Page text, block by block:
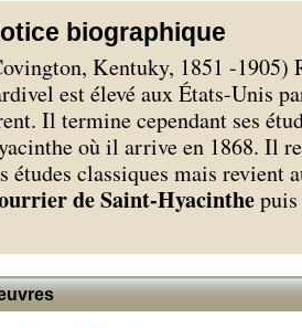
biographique
Kentuky, 1851 -1905)
est élevé aux États-Unis
Il termine cependant ses
où il arrive en 1868. Il
études classiques mais revient
de Saint-Hyacinthe